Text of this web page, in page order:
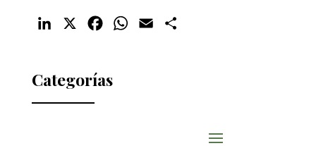
LinkedIn FacebookWhatsApp
Email
Categorías